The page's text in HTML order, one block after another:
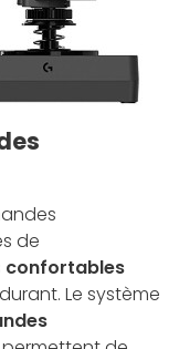
de
confortables
Le système